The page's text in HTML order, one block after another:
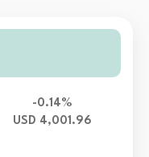
-0.14%
USD 4,001.96